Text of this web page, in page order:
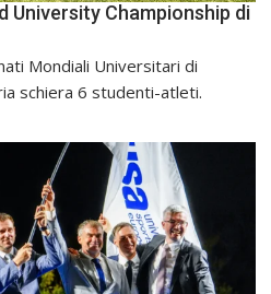
University Championship di
Mondiali Universitari di
schiera 6 studenti-atleti.